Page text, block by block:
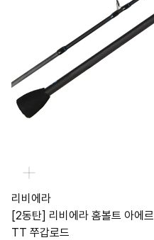
리비에라
[2동탄] 리비에라 홈볼트 아에르
TT 쭈갑로드